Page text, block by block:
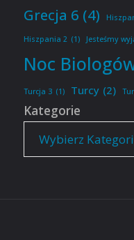
Grecja 6 (4)
Hiszpania 2 (1) Jesteśmy
Noc
Turcja 3 (1) Turcy (2)
Kategorie